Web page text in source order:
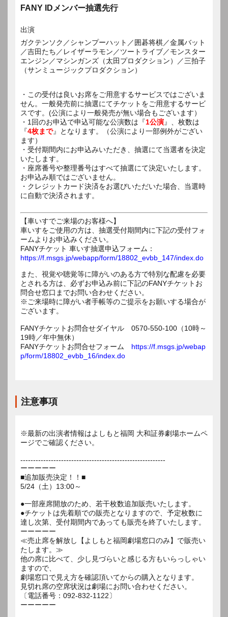
FANY IDメンバー抽選先行
出演
ガクテンソク／シャンプーハット／囲碁将棋／金属バット
／吉田たち／レイザーラモン／ツートライブ／モンスター
エンジン／マシンガンズ（太田プロダクション）／三拍子
（サンミュージックプロダクション）
・この受付は良いお席をご用意するサービスではございま
せん。一般発売前に抽選にてチケットをご用意するサービ
スです。(公演により一般発売が無い場合もございます）
・1回のお申込で申込可能な公演数は『1公演』、枚数は
『4枚まで』となります。（公演により一部例外がござい
ます）
・受付期間内にお申込みいただき、抽選にて当選者を決定
いたします。
・座席番号や整理番号はすべて抽選にて決定いたします。
お申込み順ではございません。
・クレジットカード決済をお選びいただいた場合、当選時
に自動で決済されます。
【車いすでご来場のお客様へ】
車いすをご使用の方は、抽選受付期間内に下記の受付フォ
ームよりお申込みください。
FANYチケット 車いす抽選申込フォーム：
https://f.msgs.jp/webapp/form/18802_evbb_147/index.do
また、視覚や聴覚等に障がいのある方で特別な配慮を必要
とされる方は、必ずお申込み前に下記のFANYチケットお
問合せ窓口までお問い合わせください。
※ご来場時に障がい者手帳等のご提示をお願いする場合が
ございます。
FANYチケットお問合せダイヤル 0570-550-100（10時～
19時／年中無休）
FANYチケットお問合せフォーム https://f.msgs.jp/webap
p/form/18802_evbb_16/index.do
注意事項
※最新の出演者情報はよしもと福岡 大和証券劇場ホームペ
ージでご確認ください。
---------------------------------------------------------
ーーーーー
■追加販売決定！！■
5/24（土）13:00～
●一部座席開放のため、若干枚数追加販売いたします。
●チケットは先着順での販売となりますので、予定枚数に
達し次第、受付期間内であっても販売を終了いたします。
ーーーーー
≪売止席を解放し【よしもと福岡劇場窓口のみ】で販売い
たします。≫
他の席に比べて、少し見づらいと感じる方もいらっしゃい
ますので、
劇場窓口で見え方を確認頂いてからの購入となります。
見切れ席の空席状況は劇場にお問い合わせください。
〔電話番号：092-832-1122〕
ーーーーー